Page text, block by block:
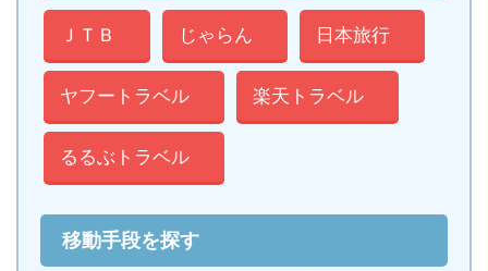
ＪＴＢ じゃらん 日本旅行
ヤフートラベル 楽天トラベル
るるぶトラベル
移動手段を探す